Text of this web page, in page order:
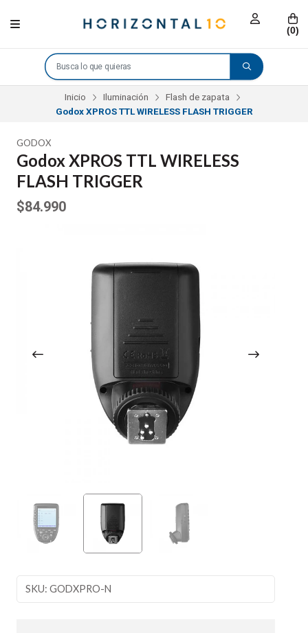
(0)
Inicio Iluminación
Flash de zapata
Godox XPROS TTL WIRELESS FLASH TRIGGER
GODOX
Godox XPROS TTL WIRELESS
FLASH TRIGGER
$84.990
SKU: GODXPRO-N